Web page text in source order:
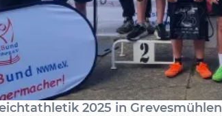
2025 in Grevesmühlen